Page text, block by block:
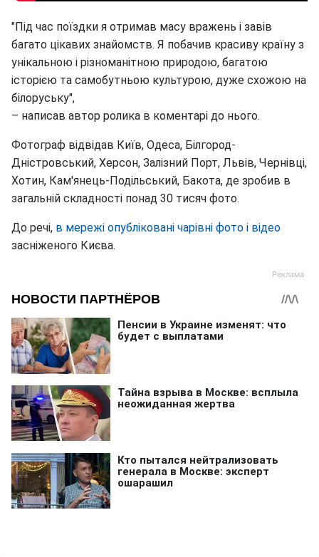
"Під час поїздки я отримав масу вражень і завів
багато цікавих знайомств. Я побачив красиву країну з
унікальною і різноманітною природою, багатою
історією та самобутньою культурою, дуже схожою на
білоруську",
– написав автор ролика в коментарі до нього.
Фотограф відвідав Київ, Одеса, Білгород-
Дністровський, Херсон, Залізний Порт, Львів, Чернівці,
Хотин, Кам'янець-Подільський, Бакота, де зробив в
загальній складності понад 30 тисяч фото.
До речі, в мережі опубліковані чарівні фото і відео
засніженого Києва.